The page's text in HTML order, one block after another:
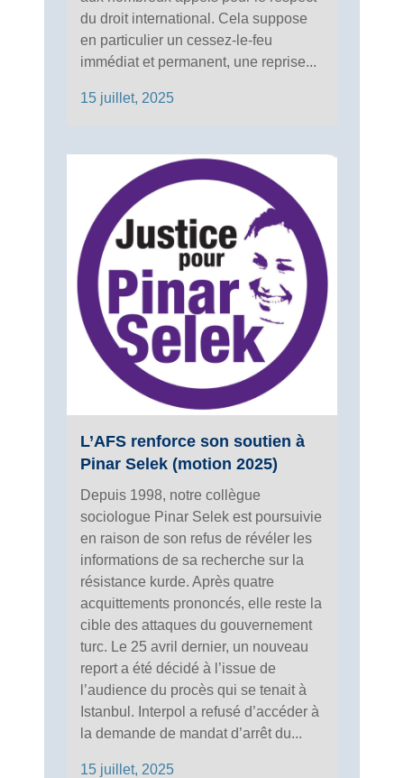
du droit international. Cela suppose
en particulier un cessez-le-feu
immédiat et permanent, une reprise...
15 juillet, 2025
L’AFS renforce son soutien à
Pinar Selek (motion 2025)
Depuis 1998, notre collègue
sociologue Pinar Selek est poursuivie
en raison de son refus de révéler les
informations de sa recherche sur la
résistance kurde. Après quatre
acquittements prononcés, elle reste la
cible des attaques du gouvernement
turc. Le 25 avril dernier, un nouveau
report a été décidé à l’issue de
l’audience du procès qui se tenait à
Istanbul. Interpol a refusé d’accéder à
la demande de mandat d’arrêt du...
15 juillet, 2025